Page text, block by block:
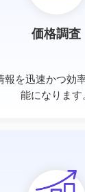
価格調査
報を迅速かつ効
能になります。